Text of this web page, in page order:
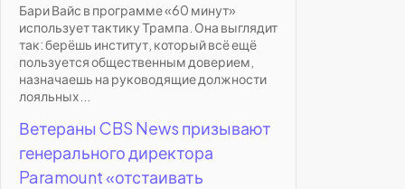
Бари Вайс в программе «60 минут»
использует тактику Трампа. Она выглядит
так: берёшь институт, который всё ещё
пользуется общественным доверием,
назначаешь на руководящие должности
лояльных...
Ветераны CBS News призывают
генерального директора
Paramount «отстаивать